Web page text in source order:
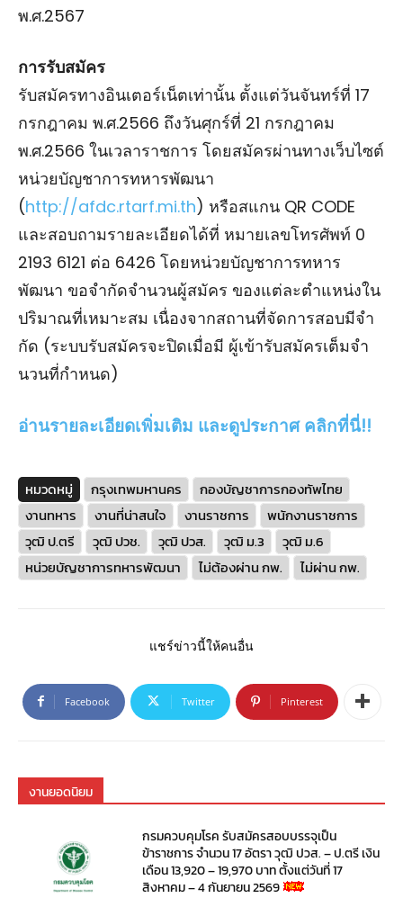
พ.ศ.2567
การรับสมัคร
รับสมัครทางอินเตอร์เน็ตเท่านั้น ตั้งแต่วันจันทร์ที่ 17
กรกฎาคม พ.ศ.2566 ถึงวันศุกร์ที่ 21 กรกฎาคม
พ.ศ.2566 ในเวลาราชการ โดยสมัครผ่านทางเว็บไซต์
หน่วยบัญชาการทหารพัฒนา
(http://afdc.rtarf.mi.th) หรือสแกน QR CODE
และสอบถามรายละเอียดได้ที่ หมายเลขโทรศัพท์ 0
2193 6121 ต่อ 6426 โดยหน่วยบัญชาการทหาร
พัฒนา ขอจํากัดจํานวนผู้สมัคร ของแต่ละตําแหน่งใน
ปริมาณที่เหมาะสม เนื่องจากสถานที่จัดการสอบมีจํา
กัด (ระบบรับสมัครจะปิดเมื่อมี ผู้เข้ารับสมัครเต็มจํา
นวนที่กําหนด)
อ่านรายละเอียดเพิ่มเติม และดูประกาศ คลิกที่นี่!!
หมวดหมู่ กรุงเทพมหานคร
กองบัญชาการกองทัพไทย
งานทหาร
งานที่น่าสนใจ งานราชการ
พนักงานราชการ
วุฒิ ป.ตรี
วุฒิ ปวช. วุฒิ ปวส. วุฒิ ม.3
วุฒิ ม.6
หน่วยบัญชาการทหารพัฒนา
ไม่ต้องผ่าน กพ. ไม่ผ่าน กพ.
แชร์ข่าวนี้ให้คนอื่น
Facebook Twitter Pinterest
งานยอดนิยม
กรมควบคุมโรค รับสมัครสอบบรรจุเป็น
ข้าราชการ จำนวน 17 อัตรา วุฒิ ปวส. – ป.ตรี เงิน
เดือน 13,920 – 19,970 บาท ตั้งแต่วันที่ 17
สิงหาคม – 4 กันยายน 2569